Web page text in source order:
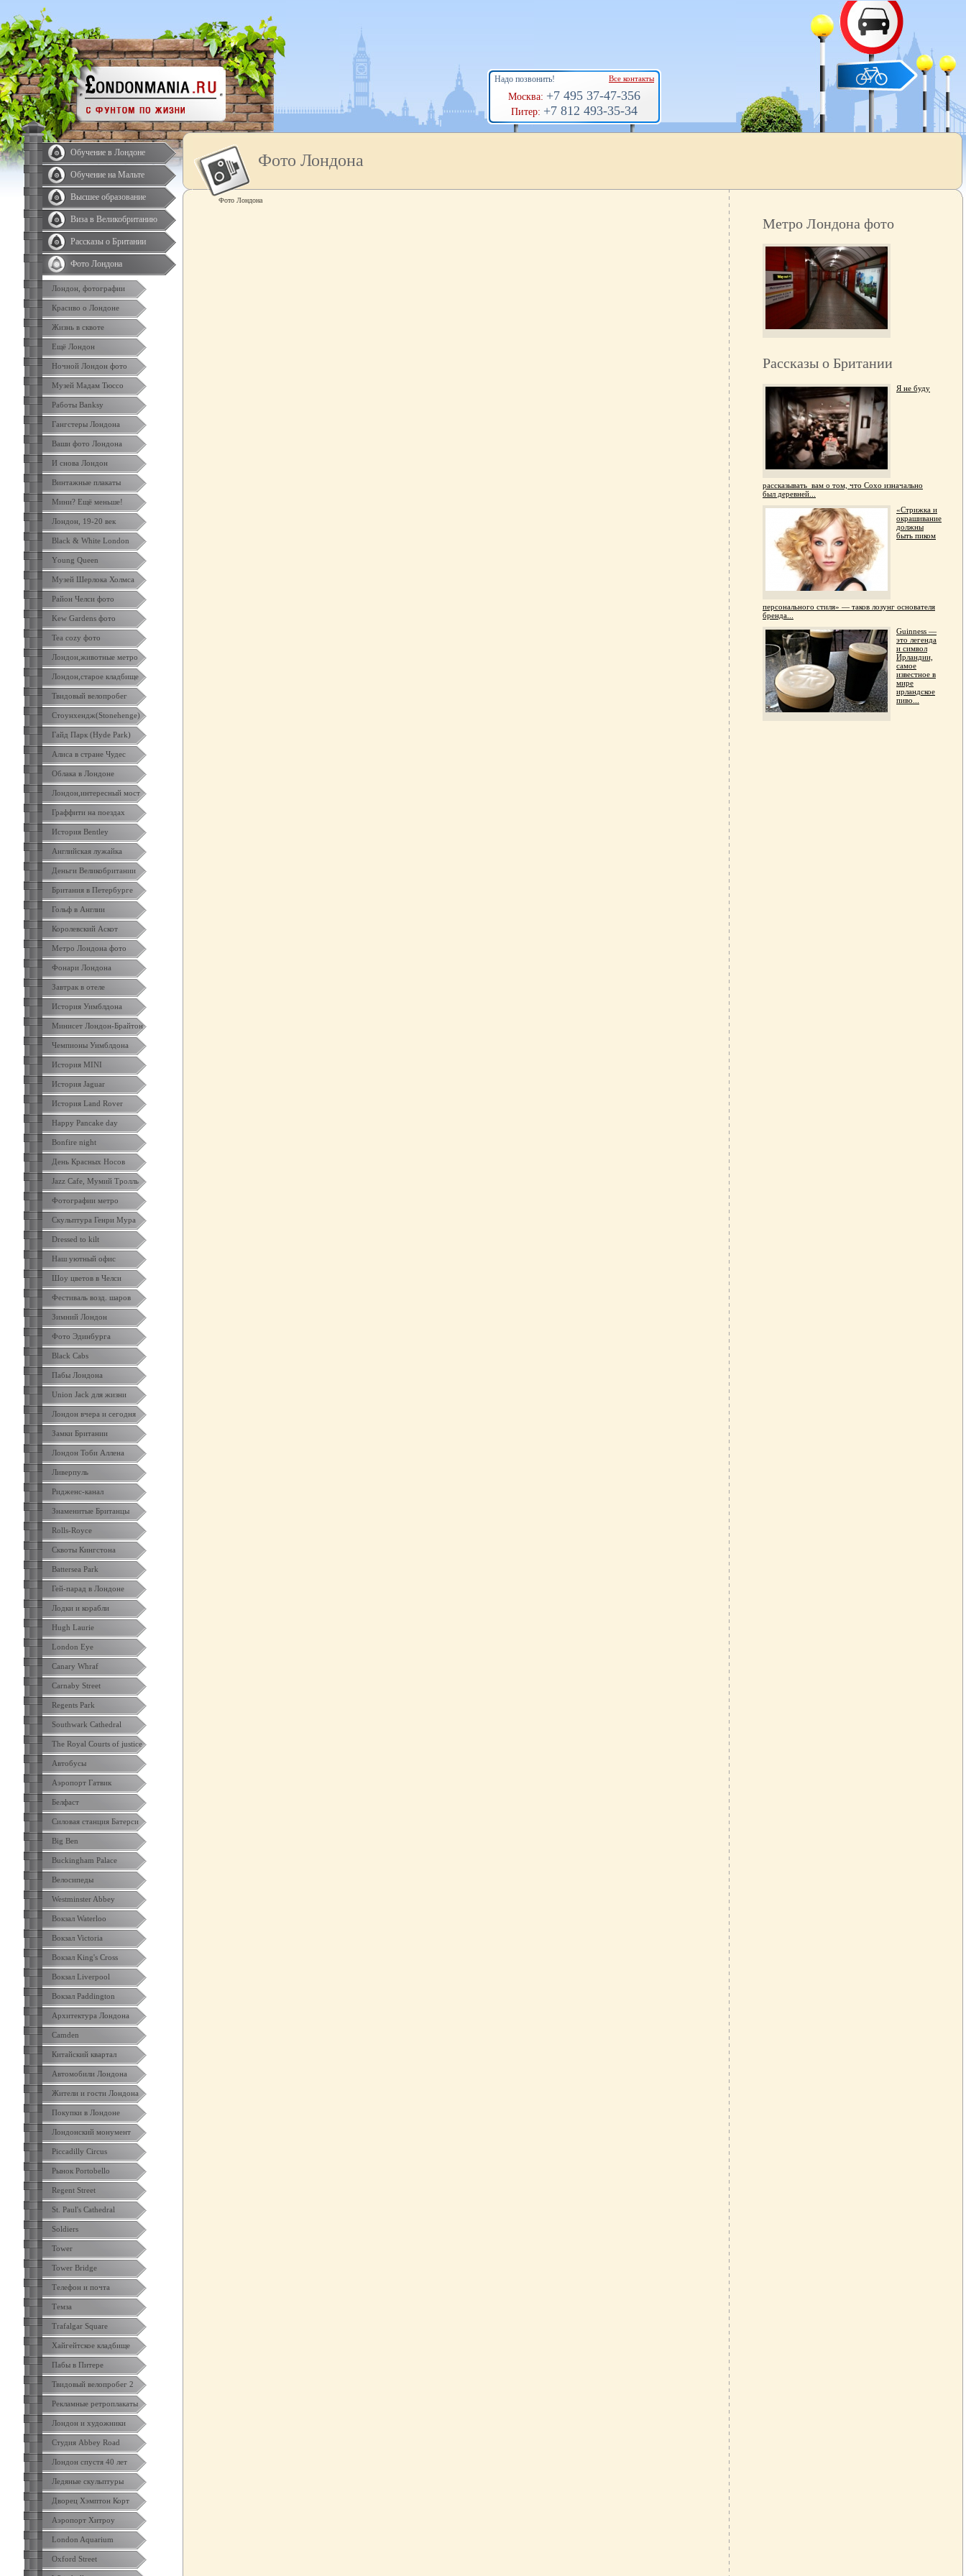
Обучение в Лондоне
Обучение на Мальте
Высшее образование
Виза в Великобританию
Рассказы о Британии
Фото Лондона
Лондон, фотографии
Красиво о Лондоне
Жизнь в сквоте
Ещё Лондон
Ночной Лондон фото
Музей Мадам Тюссо
Работы Banksy
Гангстеры Лондона
Ваши фото Лондона
И снова Лондон
Винтажные плакаты
Мини? Ещё меньше!
Лондон, 19-20 век
Black & White London
Yоung Queen
Музей Шерлока Холмса
Район Челси фото
Kew Gardens фото
Tea cozy фото
Лондон,животные метро
Лондон,старое кладбище
Твидовый велопробег
Стоунхендж(Stonehenge)
Гайд Парк (Hyde Park)
Алиса в стране Чудес
Облака в Лондоне
Лондон,интересный мост
Граффити на поездах
История Bentley
Английская лужайка
Деньги Великобритании
Британия в Петербурге
Гольф в Англии
Королевский Аскот
Метро Лондона фото
Фонари Лондона
Завтрак в отеле
История Уимблдона
Минисет Лондон-Брайтон
Чемпионы Уимблдона
История MINI
История Jaguar
История Land Rover
Happy Pancake day
Bonfire night
День Красных Носов
Jazz Cafe, Мумий Тролль
Фотографии метро
Скульптура Генри Мура
Dressed to kilt
Наш уютный офис
Шоу цветов в Челси
Фестиваль возд. шаров
Зимний Лондон
Фото Эдинбурга
Black Cabs
Пабы Лондона
Union Jack для жизни
Лондон вчера и сегодня
Замки Британии
Лондон Тоби Аллена
Ливерпуль
Ридженс-канал
Знаменитые Британцы
Rolls-Royce
Сквоты Кингстона
Battersea Park
Гей-парад в Лондоне
Лодки и корабли
Hugh Laurie
London Eye
Canary Whraf
Carnaby Street
Regents Park
Southwark Cathedral
The Royal Courts of justice
Автобусы
Аэропорт Гатвик
Белфаст
Силовая станция Батерси
Big Ben
Buckingham Palace
Велосипеды
Westminster Abbey
Вокзал Waterloo
Вокзал Victoria
Вокзал King's Cross
Вокзал Liverpool
Вокзал Paddington
Архитектура Лондона
Camden
Китайский квартал
Автомобили Лондона
Жители и гости Лондона
Покупки в Лондоне
Лондонский монумент
Piccadilly Circus
Рынок Portobello
Regent Street
St. Paul's Cathedral
Soldiers
Tower
Tower Bridge
Телефон и почта
Темза
Trafalgar Square
Хайгейтское кладбище
Пабы в Питере
Твидовый велопробег 2
Рекламные ретроплакаты
Лондон и художники
Студия Abbey Road
Лондон спустя 40 лет
Ледяные скульптуры
Дворец Хэмптон Корт
Аэропорт Хитроу
London Aquarium
Oxford Street
Надо позвонить! Все контакты
Москва: +7 495 37-47-356
Питер: +7 812 493-35-34
Фото Лондона
Фото Лондона
Метро Лондона фото
Рассказы о Британии
Я не буду
рассказывать вам о том, что Сохо изначально
был деревней...
«Стрижка и
окрашивание
должны
быть пиком
персонального стиля» — таков лозунг основателя
бренда...
Guinness —
это легенда
и символ
Ирландии,
самое
известное в
мире
ирландское
пиво...